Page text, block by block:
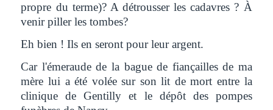
propre du terme)? A détrousser les cadavres ? À
venir piller les tombes?
Eh bien ! Ils en seront pour leur argent.
Car l'émeraude de la bague de fiançailles de ma
mère lui a été volée sur son lit de mort entre la
clinique de Gentilly et le dépôt des pompes